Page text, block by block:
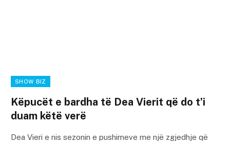
SHOW BIZ
Këpucët e bardha të Dea Vierit që do t’i
duam këtë verë
Dea Vieri e nis sezonin e pushimeve me një zgjedhje që